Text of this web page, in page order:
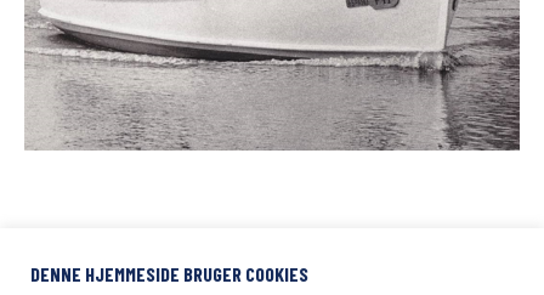
© 2021 Haderslev Dambåd | Design by:
DENNE HJEMMESIDE BRUGER COOKIES